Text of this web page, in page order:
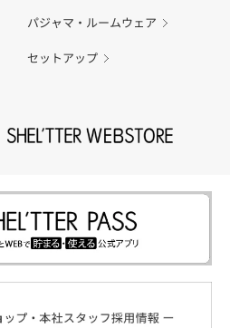
パジャマ・ルームウェア
セットアップ